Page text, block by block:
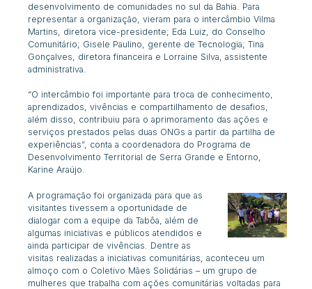
desenvolvimento de comunidades no sul da Bahia. Para
representar a organização, vieram para o intercâmbio Vilma
Martins, diretora vice-presidente; Eda Luiz, do Conselho
Comunitário; Gisele Paulino, gerente de Tecnologia; Tina
Gonçalves, diretora financeira e Lorraine Silva, assistente
administrativa.
“O intercâmbio foi importante para troca de conhecimento,
aprendizados, vivências e compartilhamento de desafios,
além disso, contribuiu para o aprimoramento das ações e
serviços prestados pelas duas ONGs a partir da partilha de
experiências”, conta a coordenadora do Programa de
Desenvolvimento Territorial de Serra Grande e Entorno,
Karine Araújo.
A programação foi organizada para que as
visitantes tivessem a oportunidade de
dialogar com a equipe da Tabôa, além de
algumas iniciativas e públicos atendidos e
ainda participar de vivências. Dentre as
visitas realizadas a iniciativas comunitárias, aconteceu um
almoço com o Coletivo Mães Solidárias – um grupo de
mulheres que trabalha com ações comunitárias voltadas para